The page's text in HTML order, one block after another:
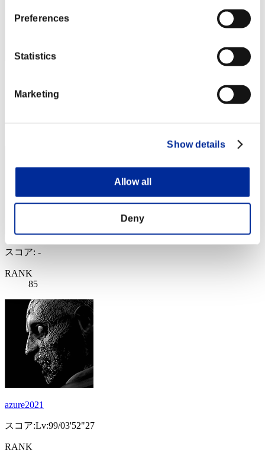
Preferences
Statistics
Marketing
Show details
Allow all
Deny
スコア:Lv:99/03'10"03
スコア: -
RANK
85
azure2021
スコア:Lv:99/03'52"27
RANK